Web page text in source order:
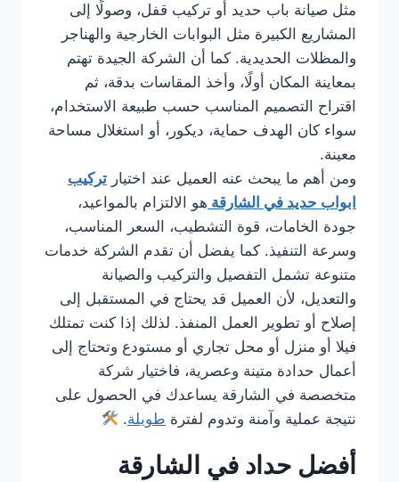
مثل صيانة باب حديد أو تركيب قفل، وصولًا إلى
المشاريع الكبيرة مثل البوابات الخارجية والهناجر
والمظلات الحديدية. كما أن الشركة الجيدة تهتم
بمعاينة المكان أولًا، وأخذ المقاسات بدقة، ثم
اقتراح التصميم المناسب حسب طبيعة الاستخدام،
سواء كان الهدف حماية، ديكور، أو استغلال مساحة
معينة.
ومن أهم ما يبحث عنه العميل عند اختيار تركيب
ابواب حديد في الشارقة هو الالتزام بالمواعيد،
جودة الخامات، قوة التشطيب، السعر المناسب،
وسرعة التنفيذ. كما يفضل أن تقدم الشركة خدمات
متنوعة تشمل التفصيل والتركيب والصيانة
والتعديل، لأن العميل قد يحتاج في المستقبل إلى
إصلاح أو تطوير العمل المنفذ. لذلك إذا كنت تمتلك
فيلا أو منزل أو محل تجاري أو مستودع وتحتاج إلى
أعمال حدادة متينة وعصرية، فاختيار شركة
متخصصة في الشارقة يساعدك في الحصول على
نتيجة عملية وآمنة وتدوم لفترة طويلة.
أفضل حداد في الشارقة